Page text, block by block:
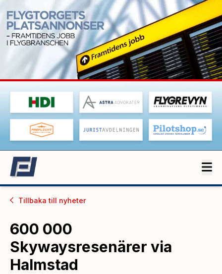
Tillbaka till nyheter
600 000
Skywaysresenärer via
Halmstad